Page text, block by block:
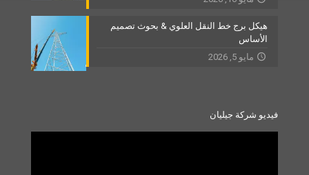
هيكل برج خط النقل العلوي & بحوث تصميم
الأساس
مايو 5, 2026
فيديو شركة جيليان